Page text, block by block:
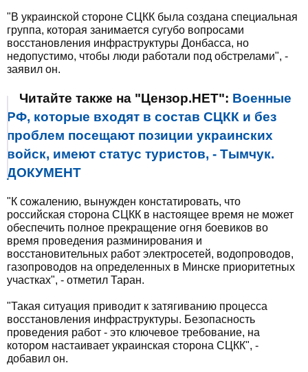
"В украинской стороне СЦКК была создана специальная
группа, которая занимается сугубо вопросами
восстановления инфраструктуры Донбасса, но
недопустимо, чтобы люди работали под обстрелами", -
заявил он.
Читайте также на "Цензор.НЕТ": Военные
РФ, которые входят в состав СЦКК и без
проблем посещают позиции украинских
войск, имеют статус туристов, - Тымчук.
ДОКУМЕНТ
"К сожалению, вынужден констатировать, что
российская сторона СЦКК в настоящее время не может
обеспечить полное прекращение огня боевиков во
время проведения разминирования и
восстановительных работ электросетей, водопроводов,
газопроводов на определенных в Минске приоритетных
участках", - отметил Таран.
"Такая ситуация приводит к затягиванию процесса
восстановления инфраструктуры. Безопасность
проведения работ - это ключевое требование, на
котором настаивает украинская сторона СЦКК", -
добавил он.